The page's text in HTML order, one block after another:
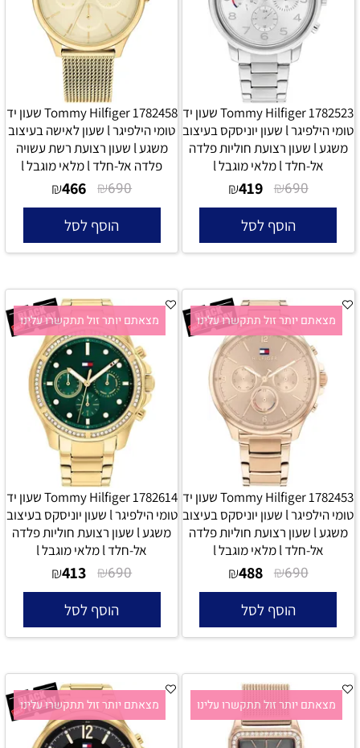
Tommy Hilfiger 1782523 שעון יד
טומי הילפיגר l שעון יוניסקס בעיצוב
משגע l שעון רצועת חוליות פלדה
אל-חלד l מלאי מוגבל l
₪690
₪419
הוסף לסל
Tommy Hilfiger 1782458 שעון יד
טומי הילפיגר l שעון לאישה בעיצוב
משגע l שעון רצועת רשת עשויה
פלדה אל-חלד l מלאי מוגבל l
₪690
₪466
הוסף לסל
מצאתם יותר זול תתקשרו עלינו
Tommy Hilfiger 1782453 שעון יד
טומי הילפיגר l שעון יוניסקס בעיצוב
משגע l שעון רצועת חוליות פלדה
אל-חלד l מלאי מוגבל l
₪690
₪488
הוסף לסל
מצאתם יותר זול תתקשרו עלינו
Tommy Hilfiger 1782614 שעון יד
טומי הילפיגר l שעון יוניסקס בעיצוב
משגע l שעון רצועת חוליות פלדה
אל-חלד l מלאי מוגבל l
₪690
₪413
הוסף לסל
מצאתם יותר זול תתקשרו עלינו מצאתם יותר זול תתקשרו עלינו